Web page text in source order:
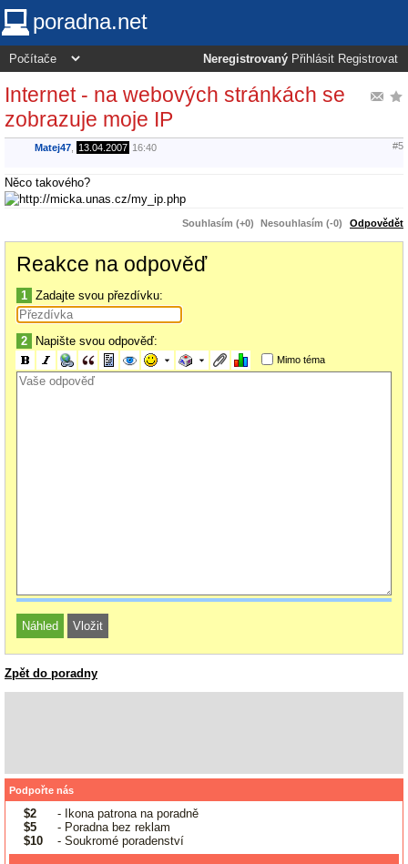
poradna.net
Neregistrovaný Přihlásit Registrovat
Internet - na webových stránkách se
zobrazuje moje IP
Matej47 13.04.2007 16:40 #5
Něco takového?
Souhlasím (+0) Nesouhlasím (-0) Odpovědět
Reakce na odpověď
1 Zadajte svou přezdívku:
2 Napište svou odpověď:
Mimo téma
Zpět do poradny
Podpořte nás
$2
- Ikona patrona na poradně
$5
- Poradna bez reklam
$10
- Soukromé poradenství